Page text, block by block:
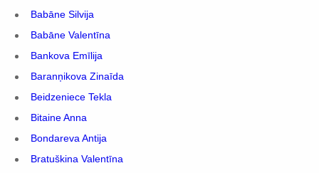
Babāne Silvija
Babāne Valentīna
Bankova Emīlija
Baranņikova Zinaīda
Beidzeniece Tekla
Bitaine Anna
Bondareva Antija
Bratuškina Valentīna